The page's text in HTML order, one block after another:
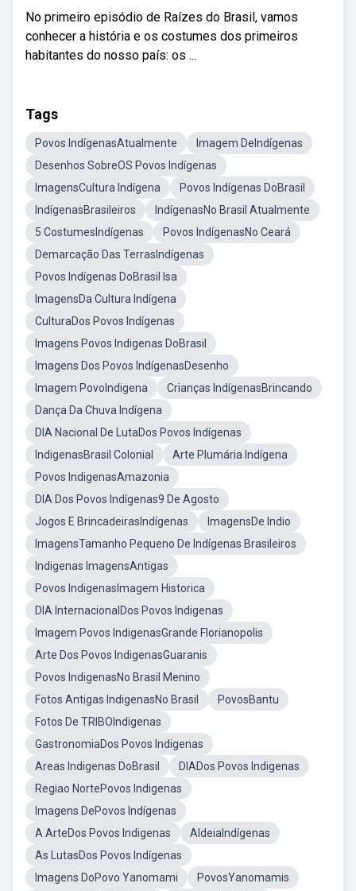
No primeiro episódio de Raízes do Brasil, vamos
conhecer a história e os costumes dos primeiros
habitantes do nosso país: os ...
Tags
Povos IndígenasAtualmente
Imagem DeIndígenas
Desenhos SobreOS Povos Indígenas
ImagensCultura Indígena
Povos Indígenas DoBrasil
IndígenasBrasileiros
IndígenasNo Brasil Atualmente
5 CostumesIndígenas
Povos IndígenasNo Ceará
Demarcação Das TerrasIndígenas
Povos Indígenas DoBrasil Isa
ImagensDa Cultura Indígena
CulturaDos Povos Indígenas
Imagens Povos Indigenas DoBrasil
Imagens Dos Povos IndígenasDesenho
Imagem PovoIndigena
Crianças IndígenasBrincando
Dança Da Chuva Indígena
DIA Nacional De LutaDos Povos Indígenas
IndigenasBrasil Colonial
Arte Plumária Indígena
Povos IndigenasAmazonia
DIA Dos Povos Indígenas9 De Agosto
Jogos E BrincadeirasIndígenas
ImagensDe Indio
ImagensTamanho Pequeno De Indígenas Brasileiros
Indigenas ImagensAntigas
Povos IndigenasImagem Historica
DIA InternacionalDos Povos Indigenas
Imagem Povos IndigenasGrande Florianopolis
Arte Dos Povos IndigenasGuaranis
Povos IndigenasNo Brasil Menino
Fotos Antigas IndigenasNo Brasil
PovosBantu
Fotos De TRIBOIndigenas
GastronomiaDos Povos Indigenas
Areas Indigenas DoBrasil
DIADos Povos Indigenas
Regiao NortePovos Indigenas
Imagens DePovos Indígenas
A ArteDos Povos Indigenas
AldeiaIndígenas
As LutasDos Povos Indígenas
Imagens DoPovo Yanomami
PovosYanomamis